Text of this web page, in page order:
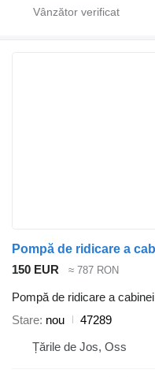
150 EUR ≈ 787 RON
Pompă de ridicare a cabinei
Stare nou
47289
Țările de Jos, Oss